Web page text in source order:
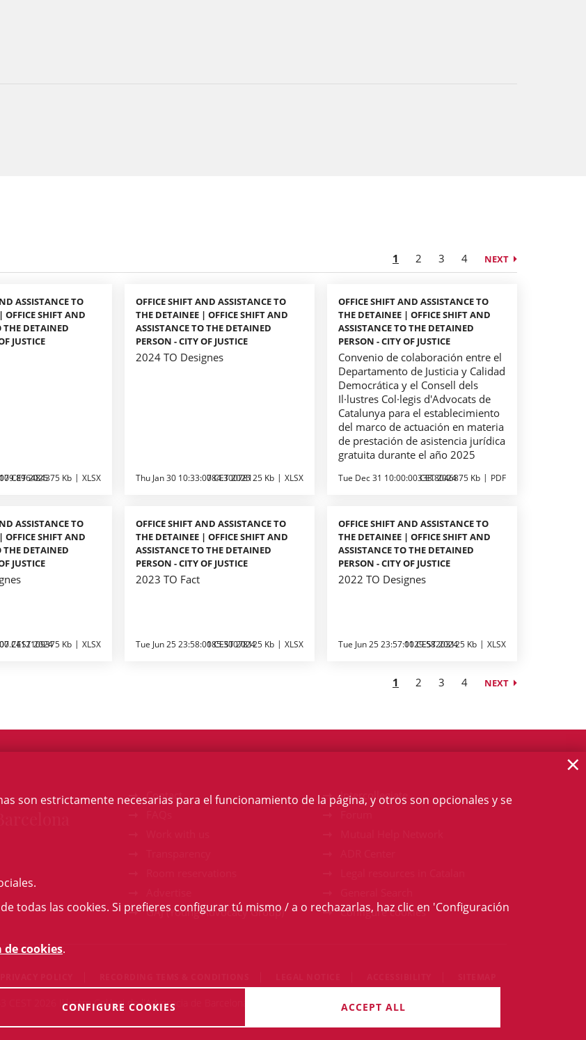
1 2 3 4 NEXT
ASSISTANCE TO
OFFICE SHIFT AND
THE DETAINED
JUSTICE
CET 2025 Kb XLSX
OFFICE SHIFT AND ASSISTANCE TO
THE DETAINEE | OFFICE SHIFT AND
ASSISTANCE TO THE DETAINED
PERSON - CITY OF JUSTICE
2024 TO Designes
Thu Jan 30 10:33:00 CET 2025
784.30078125 Kb XLSX
OFFICE SHIFT AND ASSISTANCE TO
THE DETAINEE | OFFICE SHIFT AND
ASSISTANCE TO THE DETAINED
PERSON - CITY OF JUSTICE
Convenio de colaboración entre el
Departamento de Justicia y Calidad
Democrática y el Consell dels
Il·lustres Col·legis d'Advocats de
Catalunya para el establecimiento
del marco de actuación en materia
de prestación de asistencia jurídica
gratuita durante el año 2025
Tue Dec 31 10:00:00 CET 2024
338.8046875 Kb PDF
ASSISTANCE TO
OFFICE SHIFT AND
THE DETAINED
JUSTICE
CEST 2024 Kb XLSX
OFFICE SHIFT AND ASSISTANCE TO
THE DETAINEE | OFFICE SHIFT AND
ASSISTANCE TO THE DETAINED
PERSON - CITY OF JUSTICE
2023 TO Fact
Tue Jun 25 23:58:00 CEST 2024
185.30078125 Kb XLSX
OFFICE SHIFT AND ASSISTANCE TO
THE DETAINEE | OFFICE SHIFT AND
ASSISTANCE TO THE DETAINED
PERSON - CITY OF JUSTICE
2022 TO Designes
Tue Jun 25 23:57:00 CEST 2024
1129.58203125 Kb XLSX
1 2 3 4 NEXT
Contact
GAJ (Young Advocacy Group)
Intercollegiate
Configure cookies
CEST 2026 Il·lustre Col·legi de l'Advocacia de Barcelona. All rigths reserved
son estrictamente necesarias para el funcionamiento de la página, y otros son opcionales y se
todas las cookies. Si prefieres configurar tú mismo / a o rechazarlas, haz clic en 'Configuración
cookies.
CONFIGURE COOKIES ACCEPT ALL
×